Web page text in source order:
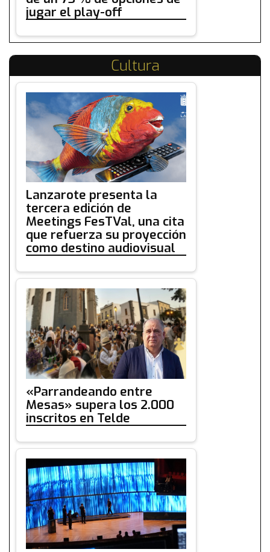
jugar el play-off
Cultura
Lanzarote presenta la
tercera edición de
Meetings FesTVal, una cita
que refuerza su proyección
como destino audiovisual
«Parrandeando entre
Mesas» supera los 2.000
inscritos en Telde